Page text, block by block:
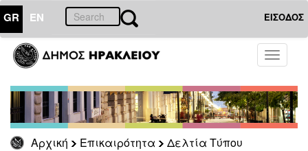
GR EN ΕΙΣΟΔΟΣ
Toggle
Αρχική Επικαιρότητα Δελτία Τύπου
ΕΠΙΚΑΙΡΟΤΗΤΑ
Τύπου
Αρχείο